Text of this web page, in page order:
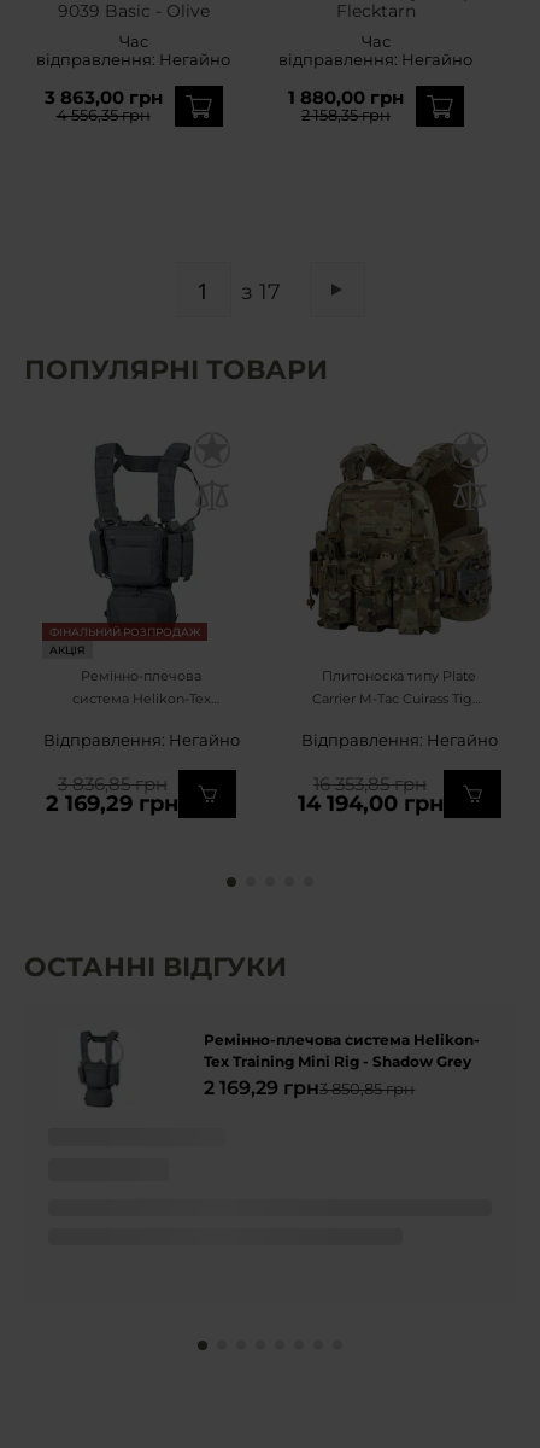
9039 Basic - Olive
Час
відправлення: Негайно
3 863,00 грн
4 556,35 грн
Flecktarn
Час
відправлення: Негайно
1 880,00 грн
2 158,35 грн
з 17
ПОПУЛЯРНІ ТОВАРИ
ФІНАЛЬНИЙ РОЗПРОДАЖ
АКЦІЯ
Ремінно-плечова
система Helikon-Tex
Grey
Відправлення: Негайно
2 169,29 грн
3 836,85 грн
Плитоноска типу Plate
Carrier M-Tac Cuirass Tiger
Відправлення: Негайно
14 194,00 грн
16 353,85 грн
ОСТАННІ ВІДГУКИ
Ремінно-плечова система Helikon-
Tex Training Mini Rig - Shadow Grey
2 169,29 грн3 850,85 грн